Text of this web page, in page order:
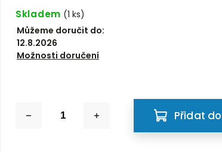
Skladem (1 ks)
Můžeme doručit do:
12.8.2026
Možnosti doručení
Přidat